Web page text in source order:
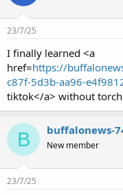
23/7/25
I finally learned <a
href=https://
c87f-5d3b-aa96-
tiktok</a> without
B buffalonews-
New member
23/7/25